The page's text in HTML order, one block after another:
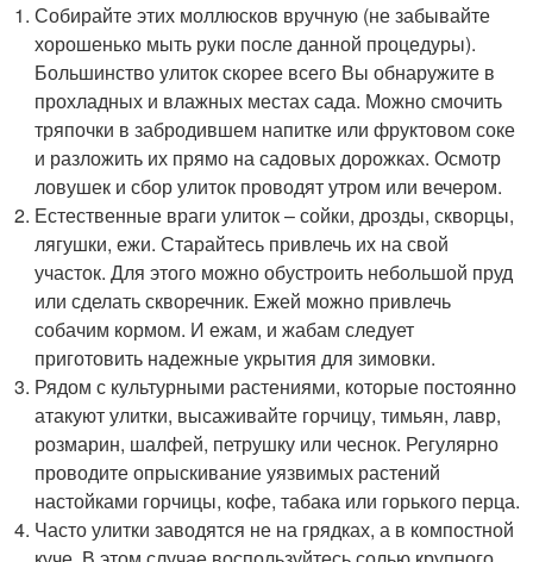
Собирайте этих моллюсков вручную (не забывайте
хорошенько мыть руки после данной процедуры).
Большинство улиток скорее всего Вы обнаружите в
прохладных и влажных местах сада. Можно смочить
тряпочки в забродившем напитке или фруктовом соке
и разложить их прямо на садовых дорожках. Осмотр
ловушек и сбор улиток проводят утром или вечером.
Естественные враги улиток – сойки, дрозды, скворцы,
лягушки, ежи. Старайтесь привлечь их на свой
участок. Для этого можно обустроить небольшой пруд
или сделать скворечник. Ежей можно привлечь
собачим кормом. И ежам, и жабам следует
приготовить надежные укрытия для зимовки.
Рядом с культурными растениями, которые постоянно
атакуют улитки, высаживайте горчицу, тимьян, лавр,
розмарин, шалфей, петрушку или чеснок. Регулярно
проводите опрыскивание уязвимых растений
настойками горчицы, кофе, табака или горького перца.
Часто улитки заводятся не на грядках, а в компостной